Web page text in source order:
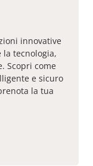
innovative
tecnologia,
Scopri come
e sicuro
la tua